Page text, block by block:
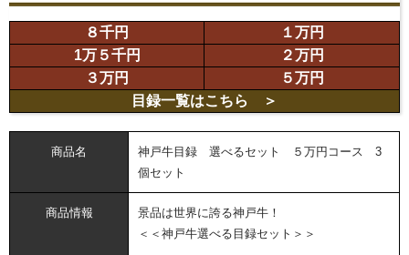
８千円
１万円
1万５千円
２万円
３万円
５万円
目録一覧はこちら ＞
商品名
神戸牛目録 選べるセット ５万円コース 3
個セット
商品情報
景品は世界に誇る神戸牛！
＜＜神戸牛選べる目録セット＞＞